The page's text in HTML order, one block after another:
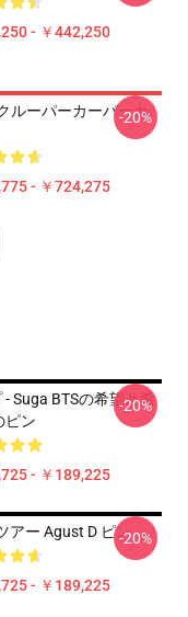
- ￥442,250
ルーパーカーパーカ
- ￥724,275
-20%
- Suga BTSの希望と希
ピン
- ￥189,225
-20%
アー Agust D ピン
- ￥189,225
-20%